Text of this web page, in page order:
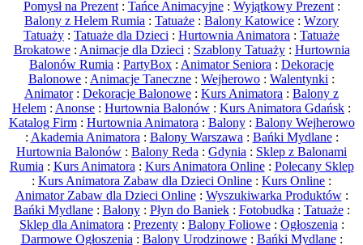
Pomysł na Prezent: Tańce Animacyjne: Wyjątkowy Prezent:
Balony z Helem Rumia : Tatuaże : Balony Katowice : Wzory
Tatuaży : Tatuaże dla Dzieci : Hurtownia Animatora : Tatuaże
Brokatowe: Animacje dla Dzieci : Szablony Tatuaży: Hurtownia
Balonów Rumia : PartyBox : Animator Seniora : Dekoracje
Balonowe : Animacje Taneczne : Wejherowo : Walentynki :
Animator: Dekoracje Balonowe : Kurs Animatora : Balony z
Helem : Anonse : Hurtownia Balonów : Kurs Animatora Gdańsk :
Katalog Firm: Hurtownia Animatora : Balony: Balony Wejherowo
: Akademia Animatora : Balony Warszawa : Bańki Mydlane:
Hurtownia Balonów : Balony Reda : Gdynia : Sklep z Balonami
Rumia : Kurs Animatora : Kurs Animatora Online: Polecany Sklep
: Kurs Animatora Zabaw dla Dzieci Online : Kurs Online :
Animator Zabaw dla Dzieci Online: Wyszukiwarka Produktów:
Bańki Mydlane: Balony: Płyn do Baniek: Fotobudka : Tatuaże:
Sklep dla Animatora : Prezenty: Balony Foliowe: Ogłoszenia :
Darmowe Ogłoszenia : Balony Urodzinowe: Bańki Mydlane: